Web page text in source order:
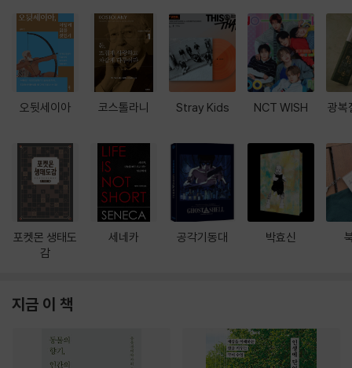
오뒷세이아
포켓몬 생태도
감
코스톨라니
세네카
Stray Kids
공각기동대
NCT WISH
박효신
광복
지금 이 책